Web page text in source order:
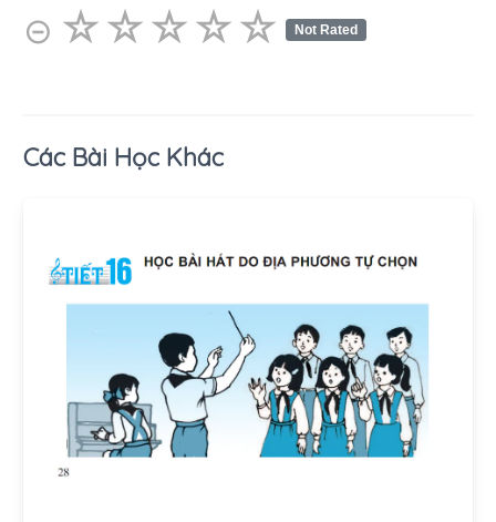
⊝ ☆☆☆☆☆
★★★★★ Not Rated
Các Bài Học Khác